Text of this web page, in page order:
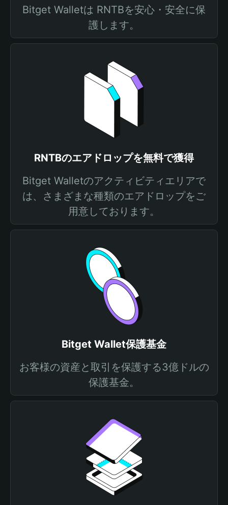
Bitget Walletは RNTBを安心・安全に保
護します。
RNTBのエアドロップを無料で獲得
Bitget Walletのアクティビティエリアで
は、さまざまな種類のエアドロップをご
用意しております。
Bitget Wallet保護基金
お客様の資産と取引を保護する3億ドルの
保護基金。